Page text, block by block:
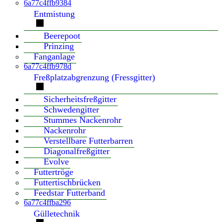
6a77c4ffb9384
Entmistung
Beerepoot
Prinzing
Fanganlage
6a77c4ffb978d
Freßplatzabgrenzung (Fressgitter)
Sicherheitsfreßgitter
Schwedengitter
Stummes Nackenrohr
Nackenrohr
Verstellbare Futterbarren
Diagonalfreßgitter
Evolve
Futtertröge
Futtertischbrücken
Feedstar Futterband
6a77c4ffba296
Gülletechnik